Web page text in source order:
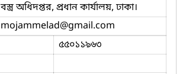
বস্ত্র অধিদপ্তর, প্রধান কার্যালয়, ঢাকা।
mojammelad@gmail.com
৫৫০১১৯৬৩